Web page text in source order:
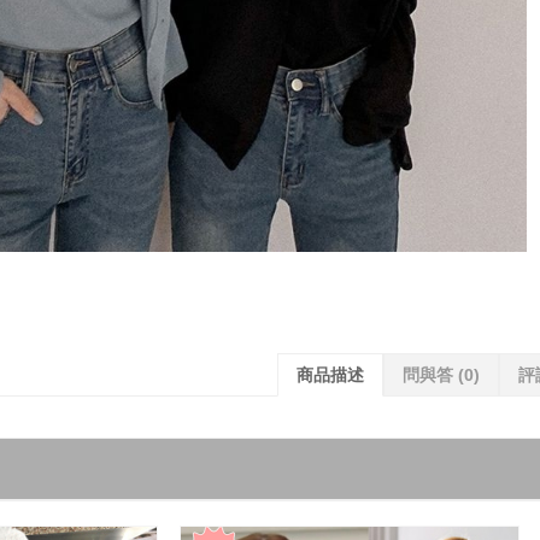
商品描述 問與答 (0) 評